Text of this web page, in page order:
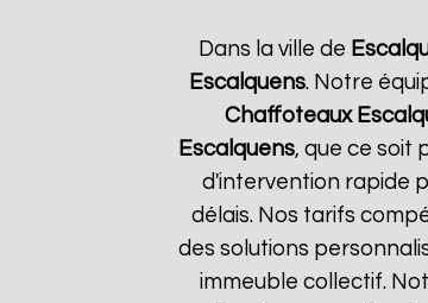
Dans la ville de
Escalquens. Notre
Chaffoteaux
Escalquens, que ce soit
d'intervention rapide
délais. Nos tarifs
des solutions
immeuble collectif.